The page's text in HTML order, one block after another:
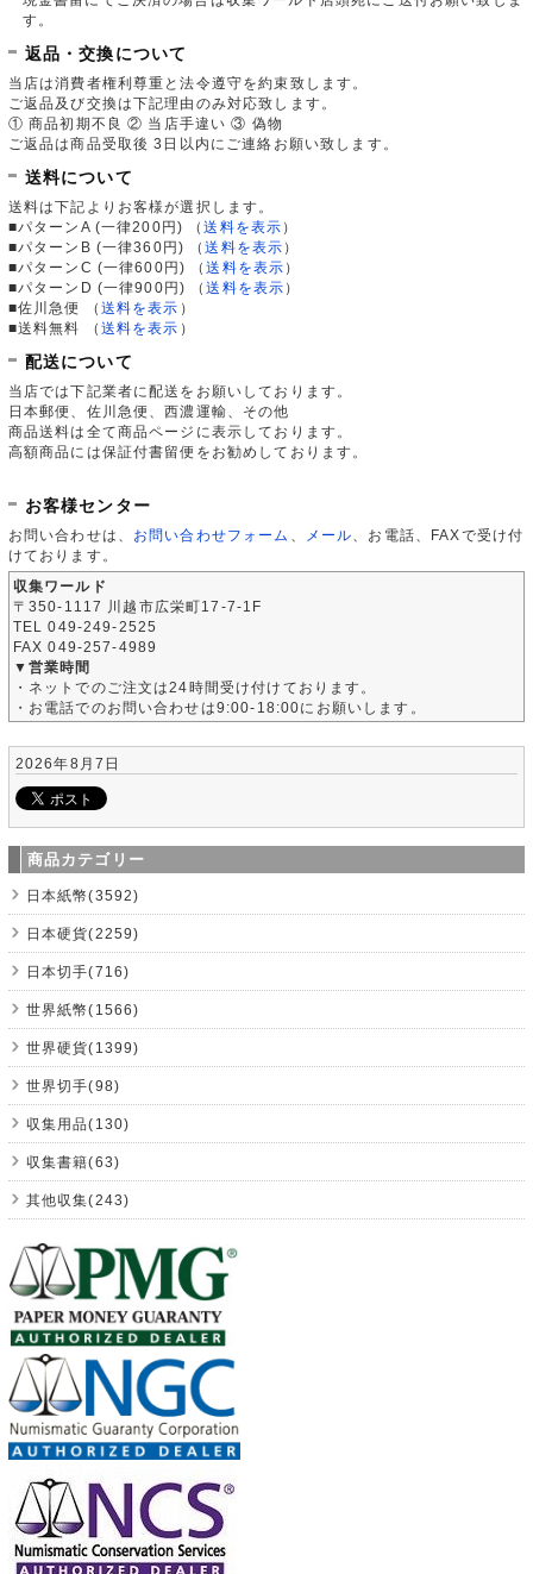
す。
返品・交換について
当店は消費者権利尊重と法令遵守を約束致します。
ご返品及び交換は下記理由のみ対応致します。
① 商品初期不良 ② 当店手違い ③ 偽物
ご返品は商品受取後 3日以内にご連絡お願い致します。
送料について
送料は下記よりお客様が選択します。
■パターンA (一律200円)
（送料を表示 ）
■パターンB (一律360円)
（送料を表示 ）
■パターンC (一律600円)
（送料を表示 ）
■パターンD (一律900円)
（送料を表示 ）
■佐川急便
（ 送料を表示 ）
■送料無料
（ 送料を表示 ）
配送について
当店では下記業者に配送をお願いしております。
日本郵便、佐川急便、西濃運輸、その他
商品送料は全て商品ページに表示しております。
高額商品には保証付書留便をお勧めしております。
お客様センター
お問い合わせは、 お問い合わせフォーム メール 、お電話、FAXで受け付
けております。
収集ワールド
〒350-1117 川越市広栄町17-7-1F
TEL 049-249-2525
FAX 049-257-4989
▼営業時間
・ネットでのご注文は24時間受け付けております。
・お電話でのお問い合わせは9:00-18:00にお願いします。
2026年8月7日
商品カテゴリー
日本紙幣(3592)
日本硬貨(2259)
日本切手(716)
世界紙幣(1566)
世界硬貨(1399)
世界切手(98)
収集用品(130)
収集書籍(63)
其他収集(243)